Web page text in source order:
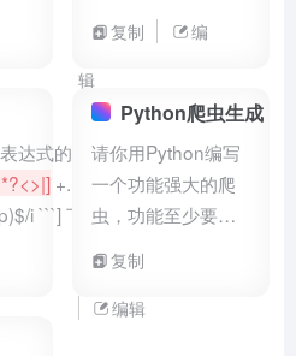
digest = null; try {
MessageDigest md5 =
digest =
catch
e) { e.printStackTrace();
{ e.printStackTrace(); }
BigInteger(1,
复制
编
辑
达式的含义：[ ```
+.
i ```] 下面的代码是
成说明注释，同时
[public static String
str) { yte[]digest =
md5 =
Python爬虫生成
请你用Python编写
一个功能强大的爬
虫，功能至少要有
复制
编辑